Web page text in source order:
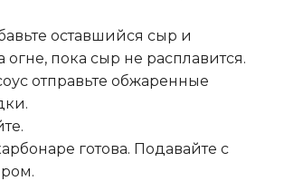
оставшийся сыр и
пока сыр не расплавится.
отправьте обжаренные
готова. Подавайте с